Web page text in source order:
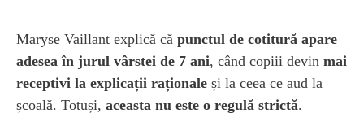
Maryse Vaillant explică că punctul de cotitură apare
adesea în jurul vârstei de 7 ani, când copiii devin mai
receptivi la explicații raționale și la ceea ce aud la
școală. Totuși, aceasta nu este o regulă strictă.